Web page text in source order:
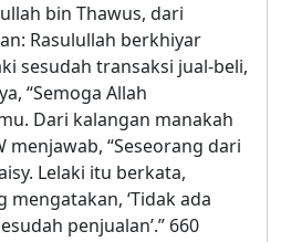
bin Thawus, dari
Rasulullah berkhiyar
sesudah transaksi jual-beli,
“Semoga Allah
Dari kalangan manakah
menjawab, “Seseorang dari
Lelaki itu berkata,
mengatakan, ‘Tidak ada
penjualan’.” 660